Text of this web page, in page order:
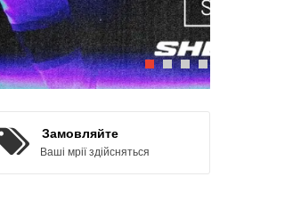
Замовляйте
Ваші мрії здійсняться